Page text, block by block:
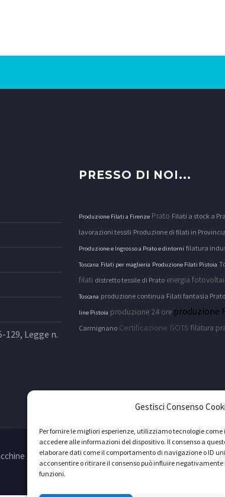
Gestisci Consenso
Per fornire le migliori esperienze, utilizziamo tecnologie
accedere alle informazioni del dispositivo. Il consenso a
elaborare dati come il comportamento di navigazione o ID
acconsentire o ritirare il consenso può influire
funzioni.
Legge n.
PRESSO DI NOI...
Produzione Filati a Firenze Prato Filati a stock a
lavorazioni tessili Produzione di filati in
Produzione e Ingrosso a Prato e dintorni filatura
Toscana Filati per maglieria Produzione Filati Pistoia
filati distretto tessile di Prato energia
Toscana produzione continua Filati fantasia Prato
line Pistoia produzione 24 ore produzione
Carmignano Certificazione GOTS filatura
Conformità